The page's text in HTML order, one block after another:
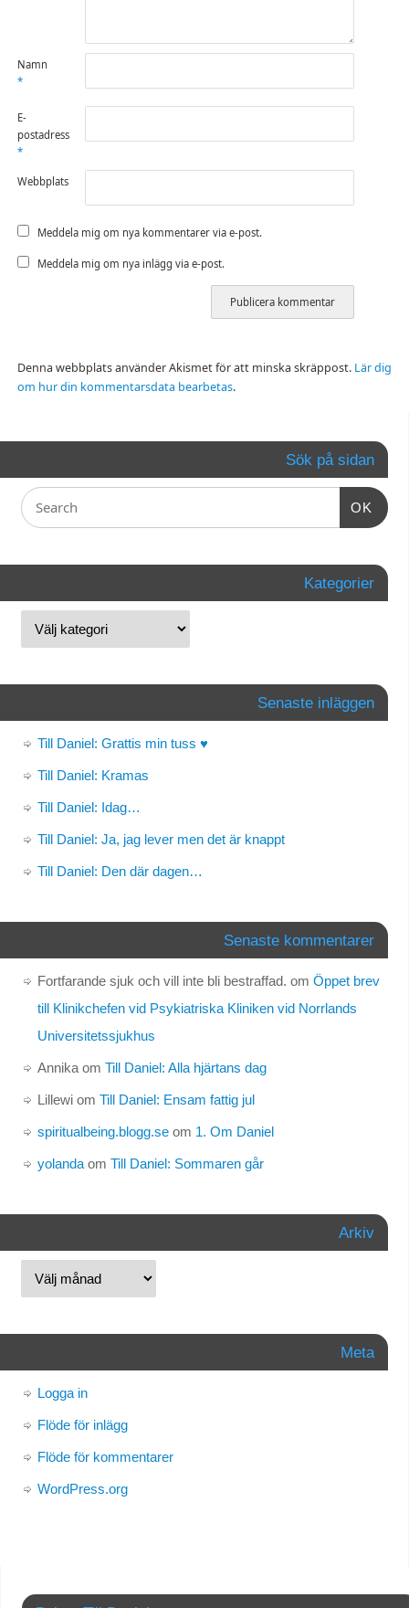
Namn
*
E-
postadress
*
Webbplats
Meddela mig om nya kommentarer via e-post.
Meddela mig om nya inlägg via e-post.
Denna webbplats använder Akismet för att minska skräppost. Lär dig
om hur din kommentarsdata bearbetas.
Sök på sidan
OK
Kategorier
Senaste inläggen
Till Daniel: Grattis min tuss ♥
Till Daniel: Kramas
Till Daniel: Idag…
Till Daniel: Ja, jag lever men det är knappt
Till Daniel: Den där dagen…
Senaste kommentarer
Fortfarande sjuk och vill inte bli bestraffad. om Öppet brev
till Klinikchefen vid Psykiatriska Kliniken vid Norrlands
Universitetssjukhus
Annikaom Till Daniel: Alla hjärtans dag
Lillewiom Till Daniel: Ensam fattig jul
spiritualbeing.blogg.seom 1. Om Daniel
yolandaom Till Daniel: Sommaren går
Arkiv
Meta
Logga in
Flöde för inlägg
Flöde för kommentarer
WordPress.org